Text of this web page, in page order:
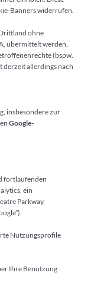
Banners widerrufen.
ohne
übermittelt werden,
(bspw.
derzeit allerdings nach
insbesondere zur
Google-
fortlaufenden
ein
Parkway,
Nutzungsprofile
Ihre Benutzung